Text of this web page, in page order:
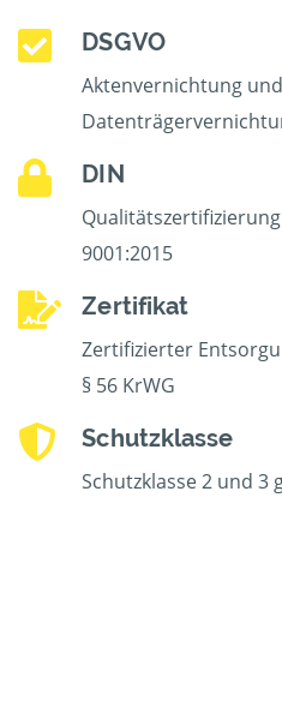
DSGVO
Aktenvernichtung und
DIN
Qualitätszertifizierung
9001:2015
Zertifikat
Zertifizierter
§ 56 KrWG
Schutzklasse
Schutzklasse 2 und 3